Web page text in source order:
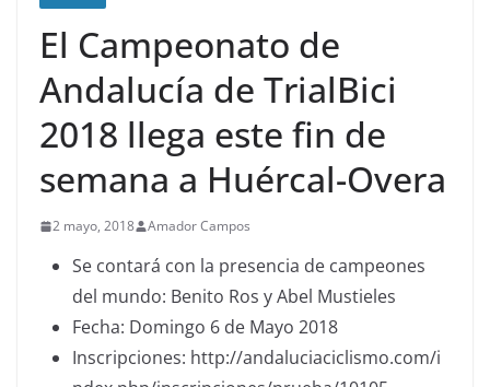
El Campeonato de
Andalucía de TrialBici
2018 llega este fin de
semana a Huércal-Overa
2 mayo, 2018 Amador Campos
Se contará con la presencia de campeones
del mundo: Benito Ros y Abel Mustieles
Fecha: Domingo 6 de Mayo 2018
Inscripciones: http://andaluciaciclismo.com/i